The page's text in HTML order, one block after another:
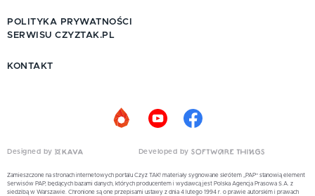
POLITYKA PRYWATNOŚCI
SERWISU CZYZTAK.PL
KONTAKT
Designed by Developed by
Zamieszczone na stronach internetowych portalu Czyż TAK! materiały sygnowane skrótem „PAP” stanowią element
Serwisów PAP, będących bazami danych, których producentem i wydawcą jest Polska Agencja Prasowa S.A. z
siedzibą w Warszawie. Chronione są one przepisami ustawy z dnia 4 lutego 1994 r. o prawie autorskim i prawach